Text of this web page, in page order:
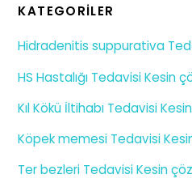
KATEGORILER
Hidradenitis suppurativa
HS Hastalığı Tedavisi Kesin
Kıl Kökü İltihabı Tedavisi
Köpek memesi Tedavisi
Ter bezleri Tedavisi Kesin